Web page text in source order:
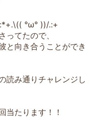
°ω° ))/.:+
ってたので、
と向き合うことができ
読み通りチャレンジし
当たります！！